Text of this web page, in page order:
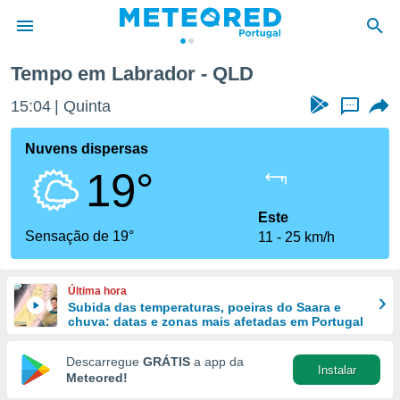
da
foi
fornecidas
a este
das
e
forma
digital
Tempo em Labrador - QLD
15:04 Quinta ...
Nuvens dispersas
19°
Sensação de 19°
Este
11
25 km/h
Última hora
Subida das temperaturas, poeiras do Saara e
chuva: datas e zonas mais afetadas em Portugal
Descarregue GRÁTIS a app da
Meteored!
Instalar